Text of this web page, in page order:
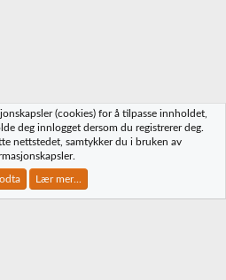
Personvernregler
2023 XenForo Ltd.
(cookies) for å tilpasse innholdet,
deg innlogget dersom du registrerer deg.
nettstedet, samtykker du i bruken av
Lær mer...